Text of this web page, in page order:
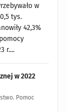
w
tys.
42,3%
r....
w 2022
Pomoc